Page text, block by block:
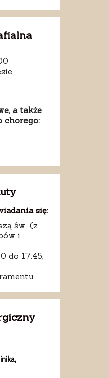
a także
chorego:
się:
św. (z
i
do 17:45,